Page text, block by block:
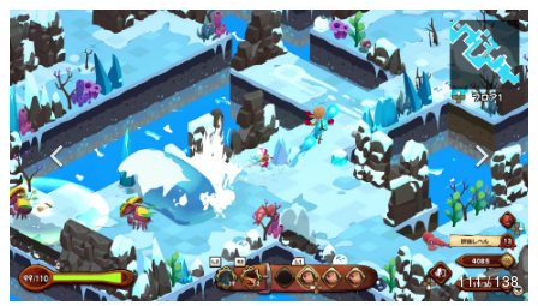
なんでゲームは面白い？
ゲーム開発者・hamatsu氏がゲームの魅力を画面や操作の
具体的な形から解き明かしていく、硬派で骨太な評論連載
です。
ゲームが変えた日本語
「経験値」「裏技」「ラスボス」… ゲームにまつわる言葉
の起源や用法の変遷を、コンピューター文化史研究家・タ
イニーP氏が徹底調査。
カテゴリ
特集記事
111 / 138